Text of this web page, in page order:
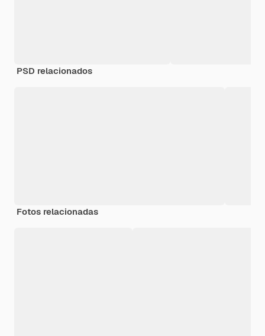
PSD relacionados
Fotos relacionadas